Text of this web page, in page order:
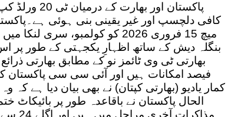
کافی دلچسپ اور غیر یقینی بنی ہوئی
میچ 15 فروری 2026 کو کولمبو،
بنگلہ دیش کے ساتھ اظہارِ یکجہتی کے طور پر اس
فیصد امکانات ہیں اور آئی سی سی پاکستان
کمار یادیو (بھارتی کپتان) نے بھی بیان دیا ہے
الحال پاکستان نے باقاعدہ طور پر